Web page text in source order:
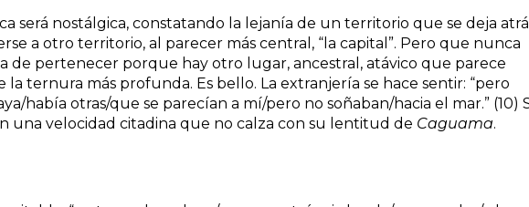
será nostálgica, constatando la lejanía de un territorio que se deja
a otro territorio, al parecer más central, “la capital”. Pero que nunca
de pertenecer porque hay otro lugar, ancestral, atávico que parece
la ternura más profunda. Es bello. La extranjería se hace sentir: “pero
había otras/que se parecían a mí/pero no soñaban/hacia el mar.” (10)
una velocidad citadina que no calza con su lentitud de Caguama.